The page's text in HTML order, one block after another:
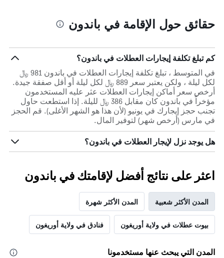
حقائق حول الإقامة في باندون
كم تبلغ تكلفة إيجارات العطلات في باندون؟
في المتوسط ، تبلغ تكلفة إيجارات العطلات في باندون 981 ﷼
لكل ليلة ، ولكن يعتبر سعر 889 ﷼ لكل ليلة أو أقل صفقة جيدة.
أرخص سعر أماكن إيجارات العطلات عثر عليه المستخدمون
مؤخراً في باندون كان مقابل 386 ﷼ لليلة. إذا استطعت حاول
تجنب حجز إيجارك في يونيو (لأن هذا هو الشهر الأغلى). قم الحجز
في مارس (أرخص شهر) لتوفير المال.
هل يوجد نزل لإيجار العطلات في باندون؟
اعثر على نتائج أفضل لإقامتك في باندون
المدن الأكثر شعبية المدن الأكثر شهرة
بيوت عطلات في ولاية أوريغون فنادق في ولاية أوريغون
المدن التي يبحث عنها مستخدمونا